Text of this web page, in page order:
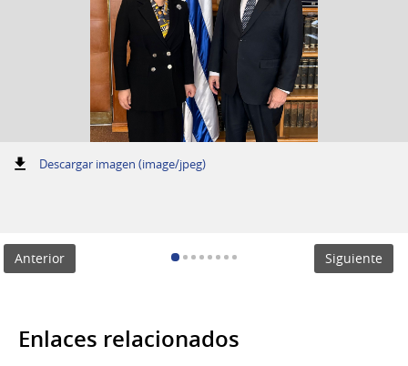
Descargar imagen (image/jpeg):
Anterior Siguiente
Enlaces relacionados